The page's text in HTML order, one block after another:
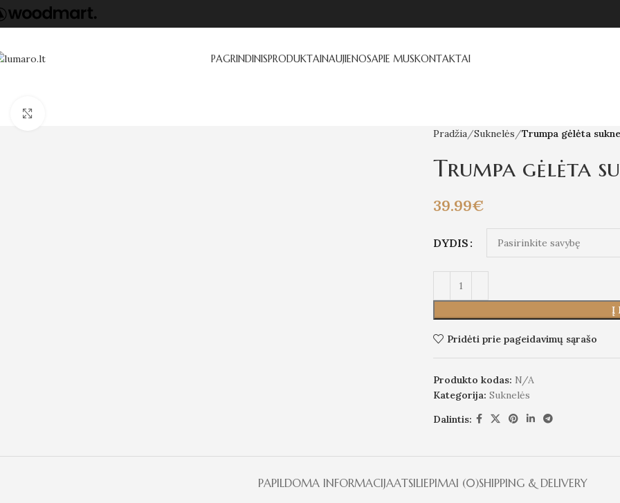
PAGRINDINISPRODUKTAINAUJIENOSAPIE MUSKONTAKTAI
Pradžia Suknelės Trumpa gėlėta
Trumpa gėlėta
39.99€
DYDIS
Į
Pridėti prie pageidavimų sąrašo
Produkto kodas: N/A
Kategorija: Suknelės
Dalintis:
PAPILDOMA INFORMACIJAATSILIEPIMAI (0)SHIPPING & DELIVERY